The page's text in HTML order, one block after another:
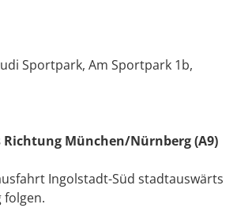
Sportpark, Am Sportpark 1b,
Richtung München/Nürnberg (A9)
Ingolstadt-Süd stadtauswärts
folgen.